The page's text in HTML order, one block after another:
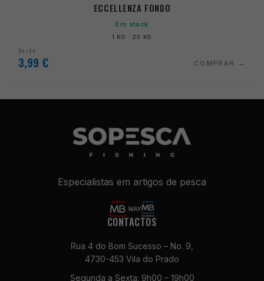
ECCELLENZA FONDO
Em stock
1 KG · 25 KG
Desde
3,99 € COMPRAR
Especialistas em artigos de pesca
CONTACTOS
Rua 4 do Bom Sucesso – No. 9,
4730-453 Vila do Prado
Segunda a Sexta: 9h00 – 19h00